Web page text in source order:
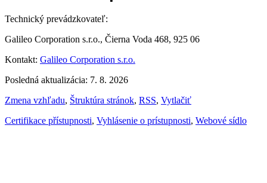
Technický prevádzkovateľ:
Galileo Corporation s.r.o., Čierna Voda 468, 925 06
Kontakt: Galileo Corporation s.r.o.
Posledná aktualizácia: 7. 8. 2026
Zmena vzhľadu, Štruktúra stránok, RSS, Vytlačiť
Certifikace přístupnosti, Vyhlásenie o prístupnosti, Webové sídlo